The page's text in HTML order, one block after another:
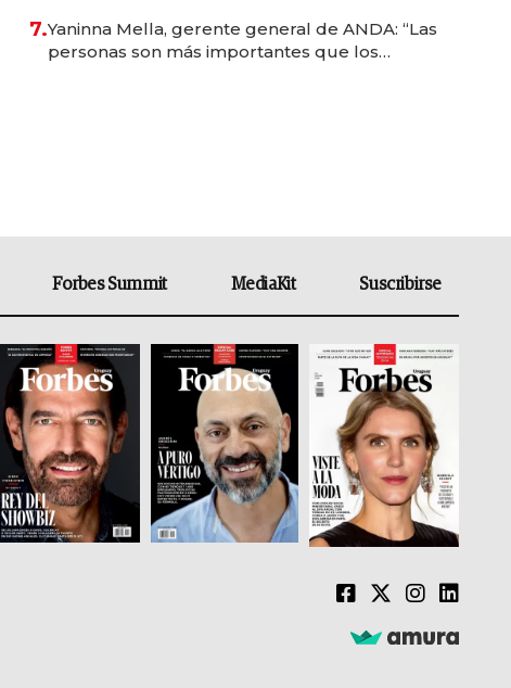
7.Yaninna Mella, gerente general de ANDA: “Las
personas son más importantes que los
Forbes Summit MediaKit Suscribirse